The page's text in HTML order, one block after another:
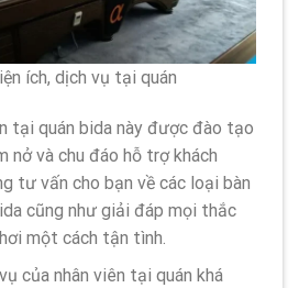
ích, dịch vụ tại quán
tại quán bida này được đào tạo
nở và chu đáo hỗ trợ khách
tư vấn cho bạn về các loại bàn
cũng như giải đáp mọi thắc
một cách tận tình.
của nhân viên tại quán khá